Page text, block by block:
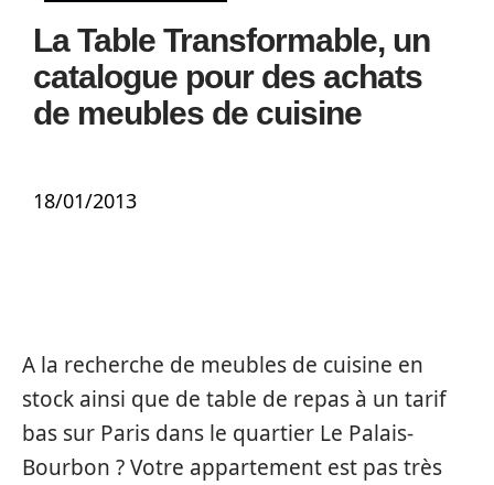
La Table Transformable, un
catalogue pour des achats
de meubles de cuisine
18/01/2013
A la recherche de meubles de cuisine en
stock ainsi que de table de repas à un tarif
bas sur Paris dans le quartier Le Palais-
Bourbon ? Votre appartement est pas très